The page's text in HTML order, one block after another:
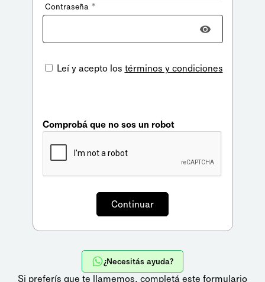
Contraseña *
Leí y acepto los términos y condiciones
Comprobá que no sos un robot
¿Necesitás ayuda?
Si preferís que te llamemos, completá este formulario